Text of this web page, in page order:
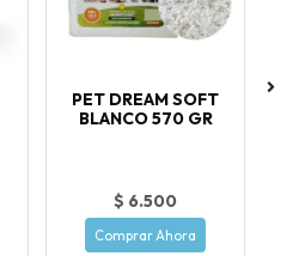
PET DREAM SOFT
BLANCO 570 GR
$ 6.500
Comprar Ahora